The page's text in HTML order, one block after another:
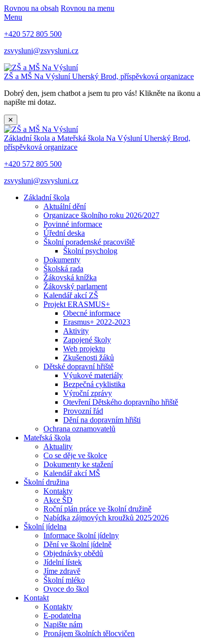
Rovnou na obsah Rovnou na menu
Menu
+420 572 805 500
zsvysluni@zsvysluni.cz
ZŠ a MŠ Na VýsluníUherský Brod, příspěvková organizace
Dobrý den, jsem chatbot a jsem tu pro vás! Klikněte na ikonu a
napište mi dotaz.
✕
Základní škola a Mateřská škola Na VýsluníUherský Brod,
příspěvková organizace
+420 572 805 500
zsvysluni@zsvysluni.cz
Základní škola
Aktuální dění
Organizace školního roku 2026/2027
Povinné informace
Úřední deska
Školní poradenské pracoviště
Školní psycholog
Dokumenty
Školská rada
Žákovská knížka
Žákovský parlament
Kalendář akcí ZŠ
Projekt ERASMUS+
Obecné informace
Erasmus+ 2022-2023
Aktivity
Zapojené školy
Web projektu
Zkušenosti žáků
Dětské dopravní hřiště
Výukové materiály
Bezpečná cyklistika
Výroční zprávy
Otevření Dětského dopravního hřiště
Provozní řád
Dění na dopravním hřišti
Ochrana oznamovatelů
Mateřská škola
Aktuality
Co se děje ve školce
Dokumenty ke stažení
Kalendář akcí MŠ
Školní družina
Kontakty
Akce ŠD
Roční plán práce ve školní družině
Nabídka zájmových kroužků 2025⁄2026
Školní jídelna
Informace školní jídelny
Dění ve školní jídelně
Objednávky obědů
Jídelní lístek
Jíme zdravě
Školní mléko
Ovoce do škol
Kontakt
Kontakty
E-podatelna
Napište nám
Pronájem školních tělocvičen